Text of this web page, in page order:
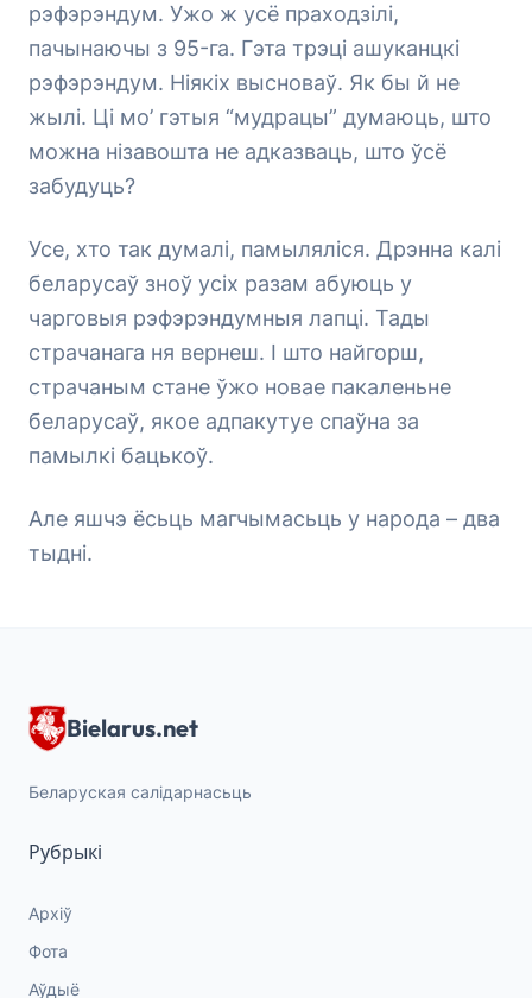
рэфэрэндум. Ужо ж усё праходзілі,
пачынаючы з 95-га. Гэта трэці ашуканцкі
рэфэрэндум. Ніякіх высноваў. Як бы й не
жылі. Ці мо’ гэтыя “мудрацы” думаюць, што
можна нізавошта не адказваць, што ўсё
забудуць?
Усе, хто так думалі, памыляліся. Дрэнна калі
беларусаў зноў усіх разам абуюць у
чарговыя рэфэрэндумныя лапці. Тады
страчанага ня вернеш. І што найгорш,
страчаным стане ўжо новае пакаленьне
беларусаў, якое адпакутуе спаўна за
памылкі бацькоў.
Але яшчэ ёсьць магчымасьць у народа – два
тыдні.
Bielarus.net
Беларуская салідарнасьць
Рубрыкі
Архіў
Фота
Аўдыё